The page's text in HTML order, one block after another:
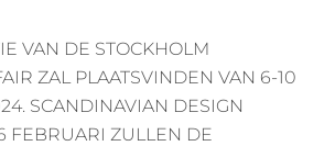
VAN DE STOCKHOLM
ZAL PLAATSVINDEN VAN 6-10
SCANDINAVIAN DESIGN
FEBRUARI ZULLEN DE